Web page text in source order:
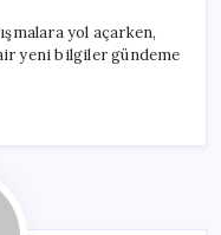
yol açarken,
yeni bilgiler gündeme